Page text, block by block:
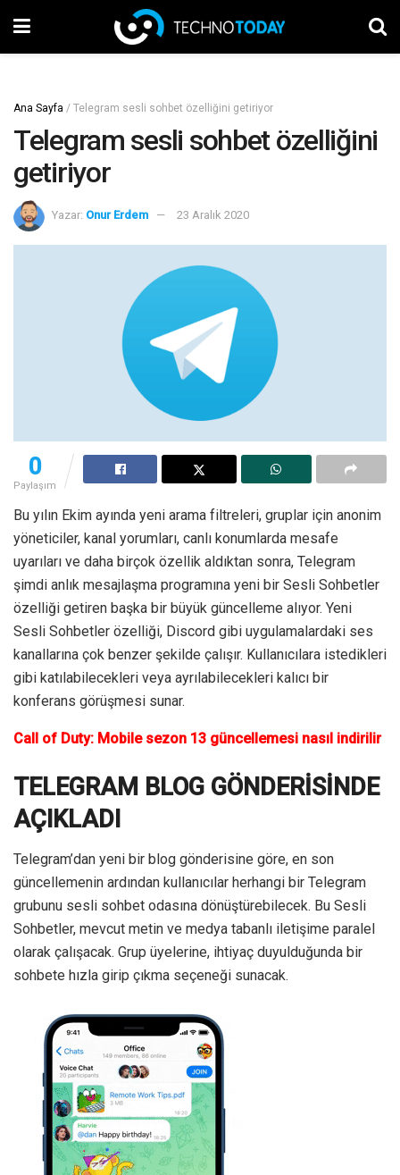
Ana Sayfa / Telegram sesli sohbet özelliğini getiriyor
Telegram sesli sohbet özelliğini
getiriyor
Yazar: Onur Erdem 23 Aralık 2020
0
Paylaşım
Bu yılın Ekim ayında yeni arama filtreleri, gruplar için anonim
yöneticiler, kanal yorumları, canlı konumlarda mesafe
uyarıları ve daha birçok özellik aldıktan sonra, Telegram
şimdi anlık mesajlaşma programına yeni bir Sesli Sohbetler
özelliği getiren başka bir büyük güncelleme alıyor. Yeni
Sesli Sohbetler özelliği, Discord gibi uygulamalardaki ses
kanallarına çok benzer şekilde çalışır. Kullanıcılara istedikleri
gibi katılabilecekleri veya ayrılabilecekleri kalıcı bir
konferans görüşmesi sunar.
Call of Duty: Mobile sezon 13 güncellemesi nasıl indirilir
TELEGRAM BLOG GÖNDERİSİNDE
AÇIKLADI
Telegram’dan yeni bir blog gönderisine göre, en son
güncellemenin ardından kullanıcılar herhangi bir Telegram
grubunu sesli sohbet odasına dönüştürebilecek. Bu Sesli
Sohbetler, mevcut metin ve medya tabanlı iletişime paralel
olarak çalışacak. Grup üyelerine, ihtiyaç duyulduğunda bir
sohbete hızla girip çıkma seçeneği sunacak.